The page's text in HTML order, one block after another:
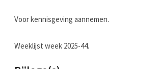
Voor kennisgeving aannemen.
Weeklijst week 2025-44.